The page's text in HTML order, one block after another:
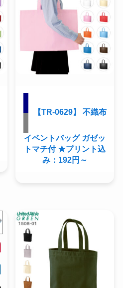
【TR-0629】 不織布
イベントバッグ ガゼッ
トマチ付 ★プリント込
み：192円～